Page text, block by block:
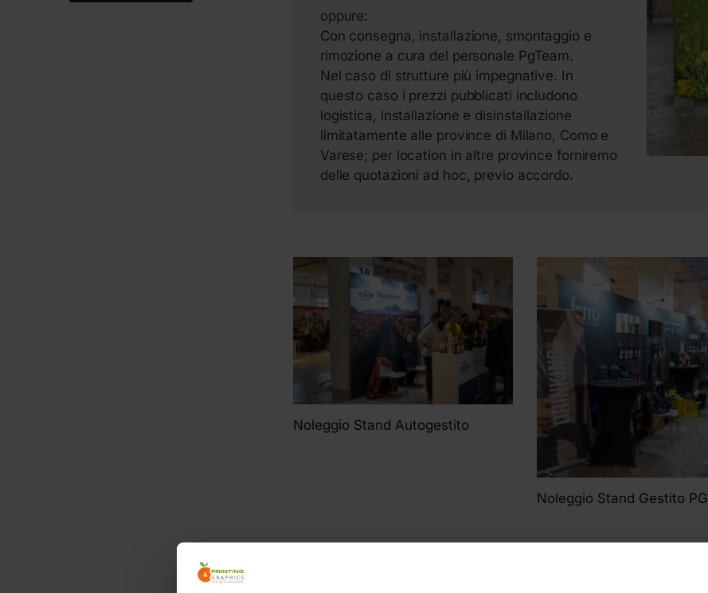
oppure:
Con consegna, installazione, smontaggio e
rimozione a cura del personale PgTeam.
Nel caso di strutture più impegnative. In
questo caso i prezzi pubblicati includono
logistica, installazione e disinstallazione
limitatamente alle province di Milano, Como e
Varese; per location in altre province forniremo
delle quotazioni ad hoc, previo accordo.
Noleggio Stand Autogestito
Noleggio Stand Gestito PG